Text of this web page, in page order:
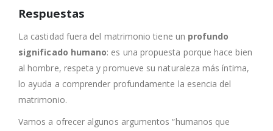
Respuestas
La castidad fuera del matrimonio tiene un profundo
significado humano: es una propuesta porque hace bien
al hombre, respeta y promueve su naturaleza más íntima,
lo ayuda a comprender profundamente la esencia del
matrimonio.
Vamos a ofrecer algunos argumentos “humanos que